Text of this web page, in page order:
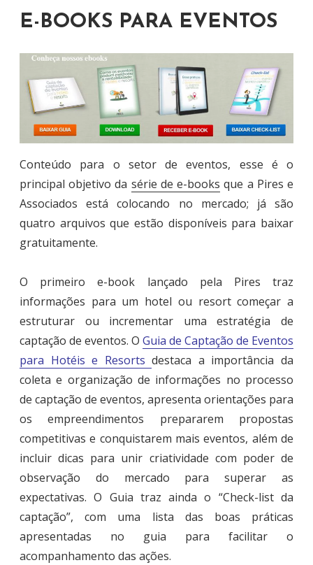
E-BOOKS PARA EVENTOS
Conteúdo para o setor de eventos, esse é o
principal objetivo da série de e-books que a Pires e
Associados está colocando no mercado; já são
quatro arquivos que estão disponíveis para baixar
gratuitamente.
O primeiro e-book lançado pela Pires traz
informações para um hotel ou resort começar a
estruturar ou incrementar uma estratégia de
captação de eventos. O Guia de Captação de Eventos
para Hotéis e Resortsdestaca a importância da
coleta e organização de informações no processo
de captação de eventos, apresenta orientações para
os empreendimentos prepararem propostas
competitivas e conquistarem mais eventos, além de
incluir dicas para unir criatividade com poder de
observação do mercado para superar as
expectativas. O Guia traz ainda o “Check-list da
captação”, com uma lista das boas práticas
apresentadas no guia para facilitar o
acompanhamento das ações.